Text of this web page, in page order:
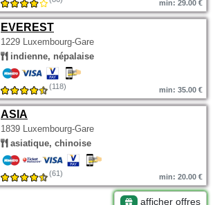
min: 29.00 €
EVEREST
1229 Luxembourg-Gare
indienne, népalaise
(118) min: 35.00 €
ASIA
1839 Luxembourg-Gare
asiatique, chinoise
(61) min: 20.00 €
afficher offres